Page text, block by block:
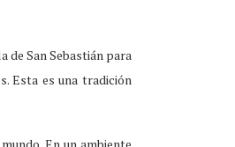
de San Sebastián para
Esta es una tradición